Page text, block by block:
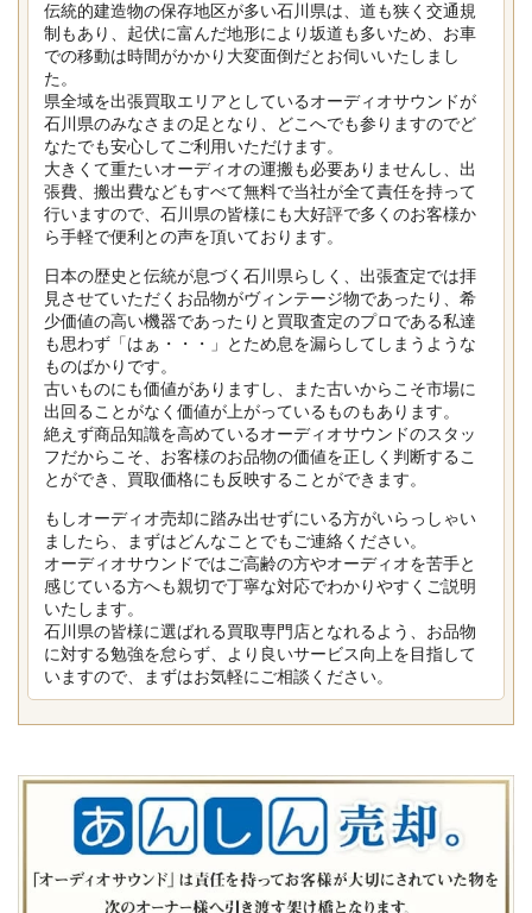
伝統的建造物の保存地区が多い石川県は、道も狭く交通規
制もあり、起伏に富んだ地形により坂道も多いため、お車
での移動は時間がかかり大変面倒だとお伺いいたしまし
た。
県全域を出張買取エリアとしているオーディオサウンドが
石川県のみなさまの足となり、どこへでも参りますのでど
なたでも安心してご利用いただけます。
大きくて重たいオーディオの運搬も必要ありませんし、出
張費、搬出費などもすべて無料で当社が全て責任を持って
行いますので、石川県の皆様にも大好評で多くのお客様か
ら手軽で便利との声を頂いております。
日本の歴史と伝統が息づく石川県らしく、出張査定では拝
見させていただくお品物がヴィンテージ物であったり、希
少価値の高い機器であったりと買取査定のプロである私達
も思わず「はぁ・・・」とため息を漏らしてしまうような
ものばかりです。
古いものにも価値がありますし、また古いからこそ市場に
出回ることがなく価値が上がっているものもあります。
絶えず商品知識を高めているオーディオサウンドのスタッ
フだからこそ、お客様のお品物の価値を正しく判断するこ
とができ、買取価格にも反映することができます。
もしオーディオ売却に踏み出せずにいる方がいらっしゃい
ましたら、まずはどんなことでもご連絡ください。
オーディオサウンドではご高齢の方やオーディオを苦手と
感じている方へも親切で丁寧な対応でわかりやすくご説明
いたします。
石川県の皆様に選ばれる買取専門店となれるよう、お品物
に対する勉強を怠らず、より良いサービス向上を目指して
いますので、まずはお気軽にご相談ください。